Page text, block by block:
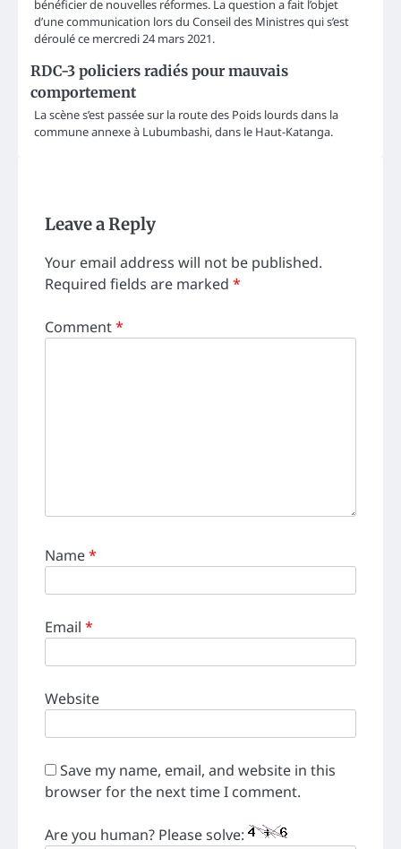
bénéficier de nouvelles réformes. La question a fait l’objet
d’une communication lors du Conseil des Ministres qui s’est
déroulé ce mercredi 24 mars 2021.
RDC-3 policiers radiés pour mauvais
comportement
La scène s’est passée sur la route des Poids lourds dans la
commune annexe à Lubumbashi, dans le Haut-Katanga.
Leave a Reply
Your email address will not be published.
Required fields are marked *
Comment*
Name*
Email *
Website
Save my name, email, and website in this
browser for the next time I comment.
Are you human? Please solve: